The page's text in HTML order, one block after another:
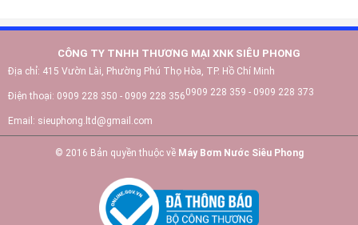
CÔNG TY TNHH THƯƠNG MẠI XNK SIÊU PHONG
Địa chỉ: 415 Vườn Lài, Phường Phú Thọ Hòa, TP. Hồ Chí Minh
Điện thoại: 0909 228 350 - 0909 228 3560909 228 359 - 0909 228 373
Email: sieuphong.ltd@gmail.com
© 2016 Bản quyền thuộc về Máy Bơm Nước Siêu Phong